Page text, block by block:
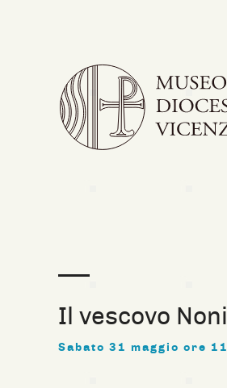
Il vescovo
Sabato 31 maggio ore 11